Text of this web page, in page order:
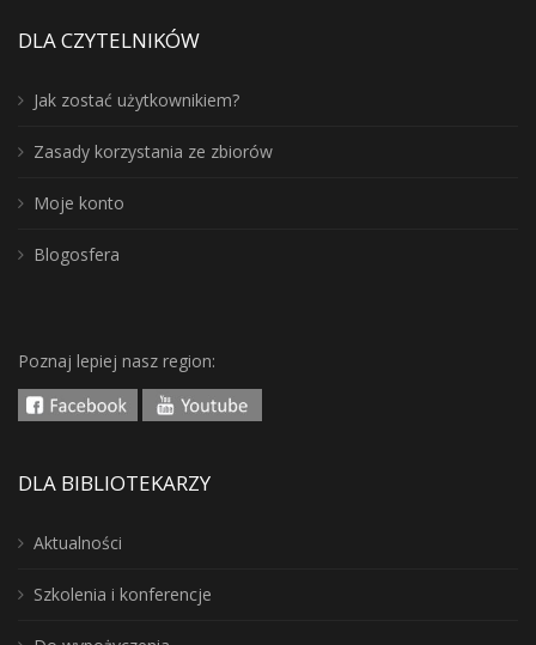
DLA CZYTELNIKÓW
Jak zostać użytkownikiem?
Zasady korzystania ze zbiorów
Moje konto
Blogosfera
Poznaj lepiej nasz region:
DLA BIBLIOTEKARZY
Aktualności
Szkolenia i konferencje